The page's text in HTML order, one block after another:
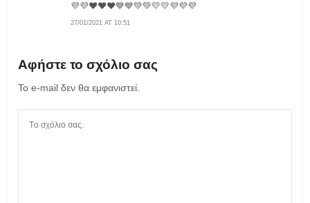
27/01/2021 AT 10:51
💜💜❤❤❤💙💙💚💚💛💛💜💜💜
Αφήστε το σχόλιο σας
Το e-mail δεν θα εμφανιστεί.